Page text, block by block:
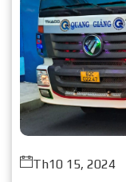
Th10 15, 2024